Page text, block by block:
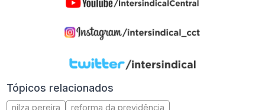
Tópicos relacionados
nilza pereira reforma da previdência